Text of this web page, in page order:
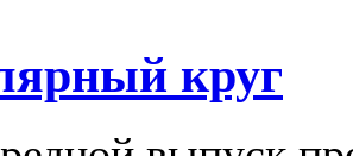
круг